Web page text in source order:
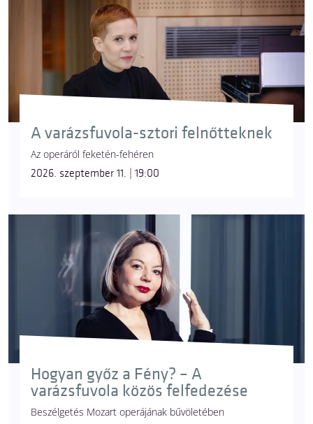
A varázsfuvola-sztori felnőtteknek
Az operáról feketén-fehéren
2026. szeptember 11. | 19:00
Hogyan győz a Fény? – A
varázsfuvola közös felfedezése
Beszélgetés Mozart operájának bűvöletében